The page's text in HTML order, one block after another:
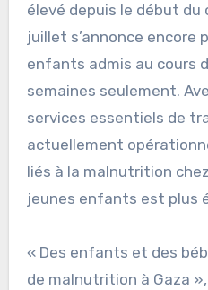
élevé depuis le début du
juillet s’annonce encore
enfants admis au cours
semaines seulement.
services essentiels de
actuellement
liés à la malnutrition
jeunes enfants est plus
« Des enfants et des
de malnutrition à Gaza